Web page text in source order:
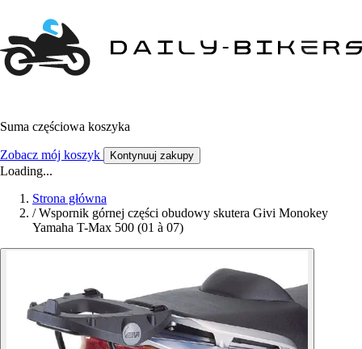
Suma częściowa koszyka
Zobacz mój koszyk Kontynuuj zakupy
Loading...
Strona główna
/ Wspornik górnej części obudowy skutera Givi Monokey
Yamaha T-Max 500 (01 à 07)